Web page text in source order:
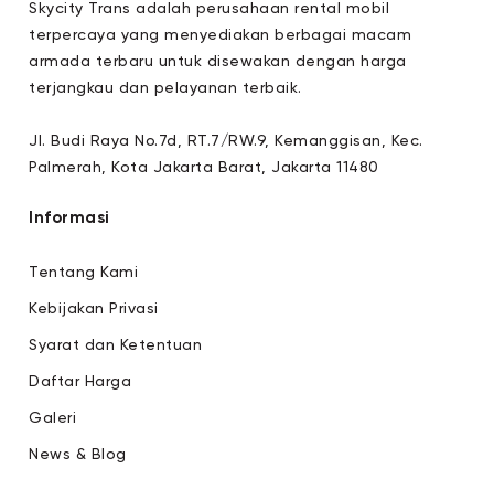
Skycity Trans adalah perusahaan rental mobil
terpercaya yang menyediakan berbagai macam
armada terbaru untuk disewakan dengan harga
terjangkau dan pelayanan terbaik.
Jl. Budi Raya No.7d, RT.7/RW.9, Kemanggisan, Kec.
Palmerah, Kota Jakarta Barat, Jakarta 11480
Informasi
Tentang Kami
Kebijakan Privasi
Syarat dan Ketentuan
Daftar Harga
Galeri
News & Blog